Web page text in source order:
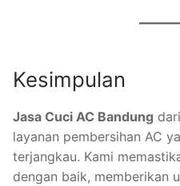
Kesimpulan
Jasa Cuci AC Bandung
layanan pembersihan AC
terjangkau. Kami
dengan baik, memberikan